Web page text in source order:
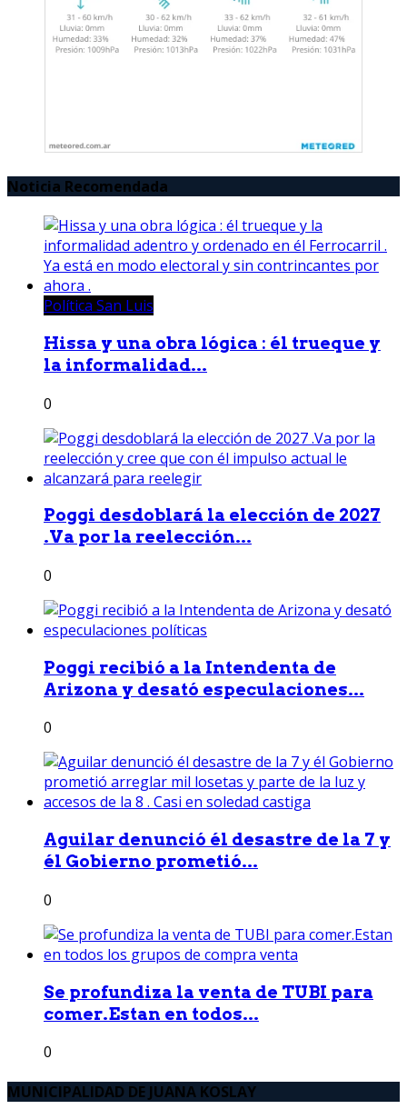
Noticia Recomendada
Política San Luis
Hissa y una obra lógica : él trueque y
la informalidad...
0
Poggi desdoblará la elección de 2027
.Va por la reelección...
0
Poggi recibió a la Intendenta de
Arizona y desató especulaciones...
0
Aguilar denunció él desastre de la 7 y
él Gobierno prometió...
0
Se profundiza la venta de TUBI para
comer.Estan en todos...
0
MUNICIPALIDAD DE JUANA KOSLAY